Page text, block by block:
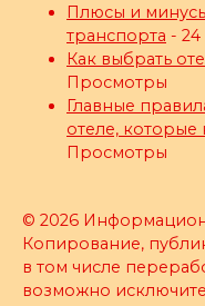
Плюсы и
транспорта -
Как выбрать
Просмотры
Главные
отеле, которые
Просмотры
© 2026
Копирование,
в том числе
возможно